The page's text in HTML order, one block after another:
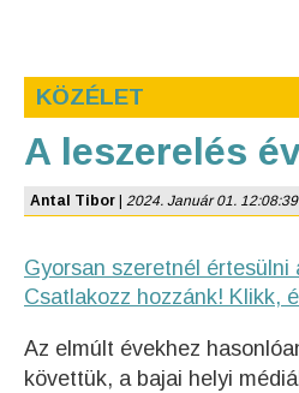
KÖZÉLET
A leszerelés
Antal Tibor 2024. Január 01.
Gyorsan szeretnél értesülni
Csatlakozz hozzánk! Klikk,
Az elmúlt évekhez
követtük, a bajai helyi